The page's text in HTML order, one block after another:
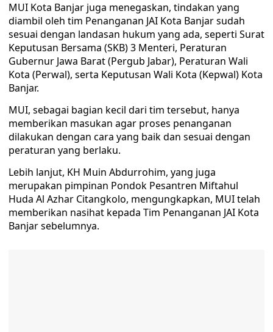
MUI Kota Banjar juga menegaskan, tindakan yang
diambil oleh tim Penanganan JAI Kota Banjar sudah
sesuai dengan landasan hukum yang ada, seperti Surat
Keputusan Bersama (SKB) 3 Menteri, Peraturan
Gubernur Jawa Barat (Pergub Jabar), Peraturan Wali
Kota (Perwal), serta Keputusan Wali Kota (Kepwal) Kota
Banjar.
MUI, sebagai bagian kecil dari tim tersebut, hanya
memberikan masukan agar proses penanganan
dilakukan dengan cara yang baik dan sesuai dengan
peraturan yang berlaku.
Lebih lanjut, KH Muin Abdurrohim, yang juga
merupakan pimpinan Pondok Pesantren Miftahul
Huda Al Azhar Citangkolo, mengungkapkan, MUI telah
memberikan nasihat kepada Tim Penanganan JAI Kota
Banjar sebelumnya.